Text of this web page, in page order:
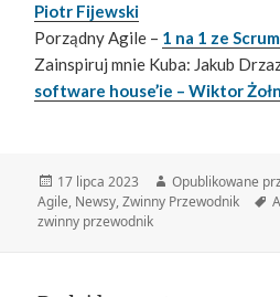
Piotr Fijewski
Porządny Agile – 1 na 1 ze
Zainspiruj mnie Kuba: Jakub
software house’ie – Wiktor
Data
publikacji
17 lipca 2023 Autor
Opublikowane
Agile, Newsy,Zwinny Przewodnik
zwinny przewodnik